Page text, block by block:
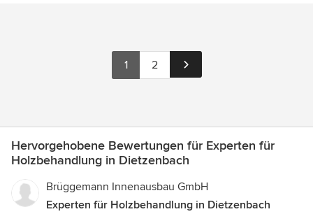
1 2
Hervorgehobene Bewertungen für Experten für
Holzbehandlung in Dietzenbach
Brüggemann Innenausbau GmbH
Experten für Holzbehandlung in Dietzenbach